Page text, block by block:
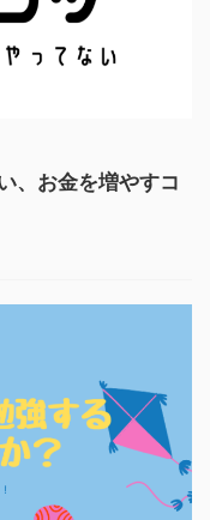
、お金を増やすコ